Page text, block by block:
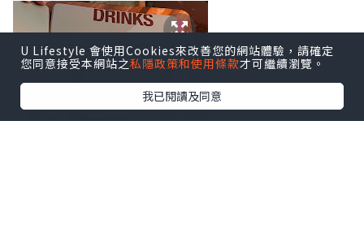
U Lifestyle 會使用Cookies來改善您的網站體驗，請確定
您同意接受本網站之私隱政策和使用條款才可繼續瀏覽。
我已閱讀及同意